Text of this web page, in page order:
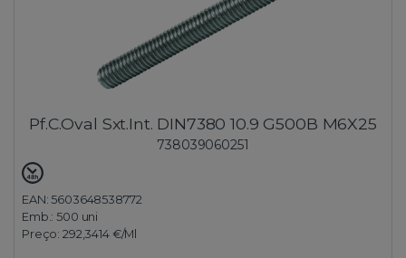
Pf.C.Oval Sxt.Int. DIN7380 10.9 G500B M6X25
738039060251
EAN: 5603648538772
Emb.:500 uni
Preço: 292,3414 €/Ml